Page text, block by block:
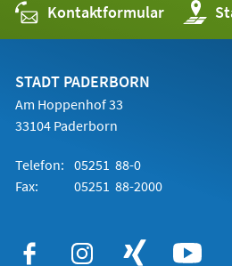
Kontaktformular (Öffnet
in
einem
STADT PADERBORN
Am Hoppenhof 33
33104 Paderborn
Telefon: 05251 88-0
Fax:
05251 88-2000